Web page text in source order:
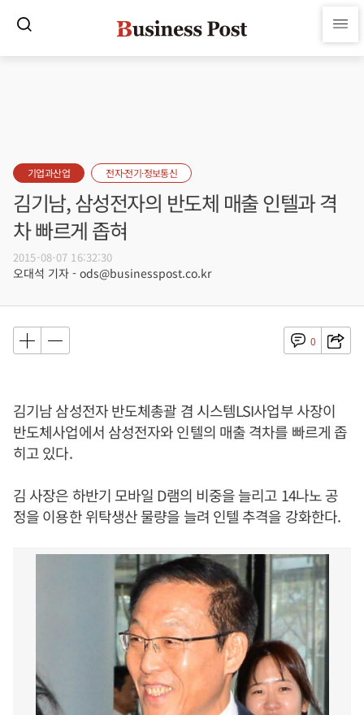
기업과산업 전자·전기·정보통신
김기남, 삼성전자의 반도체 매출 인텔과 격
차 빠르게 좁혀
2015-08-07 16:32:30
오대석 기자 - ods@businesspost.co.kr
0
김기남 삼성전자 반도체총괄 겸 시스템LSI사업부 사장이
반도체사업에서 삼성전자와 인텔의 매출 격차를 빠르게 좁
히고 있다.
김 사장은 하반기 모바일 D램의 비중을 늘리고 14나노 공
정을 이용한 위탁생산 물량을 늘려 인텔 추격을 강화한다.